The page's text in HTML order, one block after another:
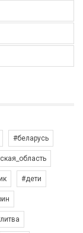
#беларусь
#дети